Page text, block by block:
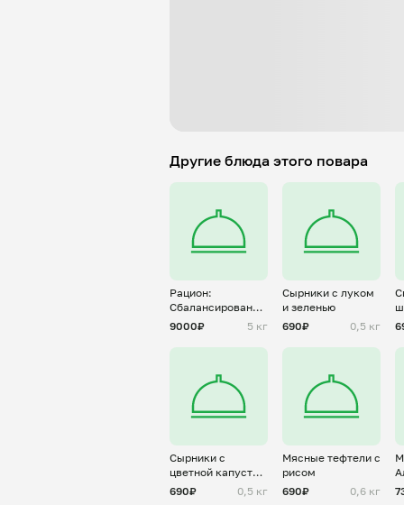
Другие блюда этого повара
Рацион:
Сбалансированный
5 дней (1200кк)
9000₽ 5 кг
Сырники с луком
и зеленью
690₽
0,5 кг
Сырники с
цветной капустой
и куркумой
690₽ 0,5 кг
Мясные тефтели с
рисом
690₽
0,6 кг